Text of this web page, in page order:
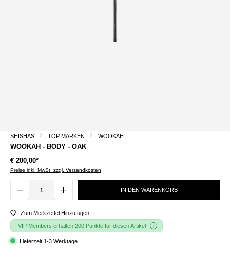
SHISHAS TOP MARKEN WOOKAH
WOOKAH - BODY - OAK
€ 200,00*
Preise inkl. MwSt. zzgl. Versandkosten
IN DEN WARENKORB
Zum Merkzettel Hinzufügen
VIP Members erhalten 200 Punkte für diesen Artikel
Lieferzeit 1-3 Werktage